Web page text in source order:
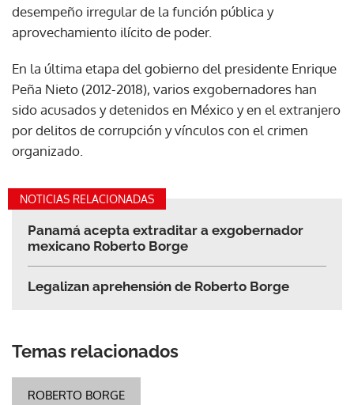
desempeño irregular de la función pública y
aprovechamiento ilícito de poder.
En la última etapa del gobierno del presidente Enrique
Peña Nieto (2012-2018), varios exgobernadores han
sido acusados y detenidos en México y en el extranjero
por delitos de corrupción y vínculos con el crimen
organizado.
NOTICIAS RELACIONADAS
Panamá acepta extraditar a exgobernador
mexicano Roberto Borge
Legalizan aprehensión de Roberto Borge
Temas relacionados
ROBERTO BORGE